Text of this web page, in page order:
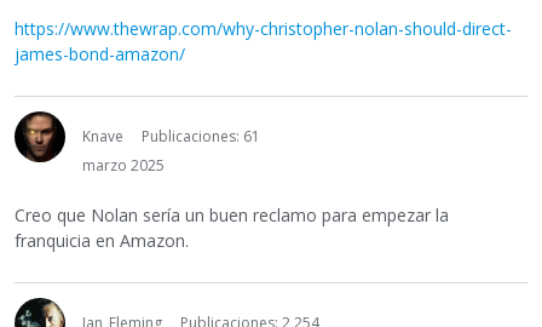
https://www.thewrap.com/why-christopher-nolan-should-direct-
james-bond-amazon/
Knave
Publicaciones: 61
marzo 2025
Creo que Nolan sería un buen reclamo para empezar la
franquicia en Amazon.
Ian_Fleming Publicaciones: 2,254